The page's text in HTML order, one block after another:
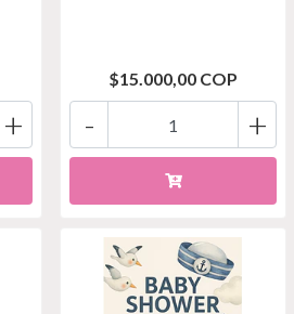
+
$15.000,00 COP
+
-